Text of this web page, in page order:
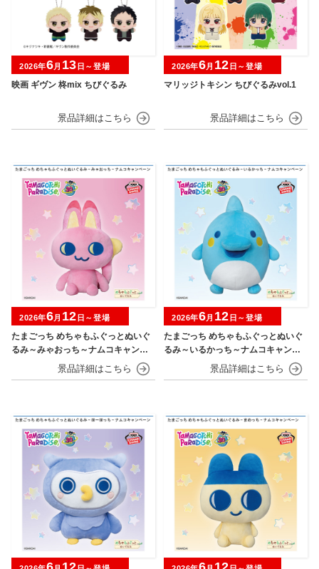
映画 ギヴン 柊mix ちびぐるみ
2026年6月 13 日～登場
マリッジトキシン ちびぐるみvol.1
2026年6月 12 日～登場
たまごっち めちゃもふぐっとぬいぐ
るみ～みゃおっち～ナムコキャンペ
2026年6月 12 日～登場
たまごっち めちゃもふぐっとぬいぐ
るみ～いるかっち～ナムコキャンペ
2026年6月 12 日～登場